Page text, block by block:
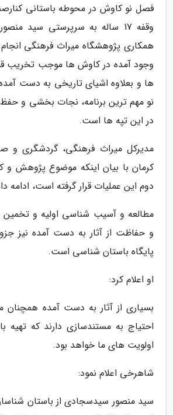
فصل نو کاوش در محوطه باستانی
وقفه 17 ساله به سرپرستی سید
همکاری پژوهشگاه میراث فرهنگی
وجود آمده در کاوش ها موجب تخریب
ها و بعلاوه اشیای تاریخی به دست
نو مهم ترین برنامه، نجات بخشی و
در این تپه ها است.
مدیرکل میراث فرهنگی، گردشگری و
کرمان با بیان اینکه موضوع پژوهش و
دوم این عملیات قرار گرفته است، ادامه
مطالعه و آسیب شناسی اولیه و تخمین
و حفاظت از آثار به دست آمده نیز
پایگاه باستان شناسی است.
او اعلام کرد:
بسیاری از آثار به دست آمده همچنان
احتیاج به مستندسازی دارند که تهیه
اولویت های ما خواهد بود.
شاهرخی اعلام نمود:
سید منصور سیدسجادی از باستان